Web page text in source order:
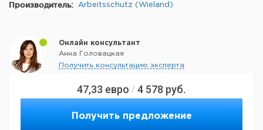
47,33 евро / 4 578 руб.
Получить предложение
Производитель: Arbeitsschutz (Wieland)
Онлайн консультант
Анна Головацкая
Получить консультацию эксперта